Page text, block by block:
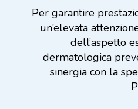
Per garantire
un’elevata
dell’aspetto
dermatologica
sinergia con la